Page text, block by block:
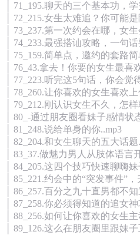
│ 71_195.聊天的三个基本功，
│ 72_215.女生太难追？你可能
│ 73_237.第一次约会在哪，女
│ 74_233.最强搭讪攻略，一句
│ 75_159.简单点，邀约的套路
│ 76_43.拿去！你要的女生最喜
│ 77_223.听完这5句话，你会觉
│ 78_260.让你喜欢的女生喜欢上
│ 79_212.刚认识女生不久，怎
│ 80_-通过朋友圈看妹子感情
│ 81_248.说给单身的你..mp3
│ 82_204.和女生聊天的五大话题
│ 83_37.做魅力男人从肢体语言
│ 84_205.这四个技巧快速聊嗨妹
│ 85_221.约会中的“突发事件”
│ 86_257.百分之九十直男都不
│ 87_258.你必须得知道的追女
│ 88_256.如何让你喜欢的女生
│ 89_126.这么在朋友圈里跟妹